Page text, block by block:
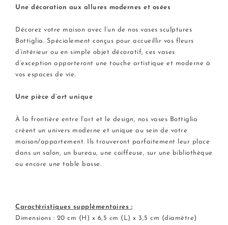
Une décoration aux allures modernes et osées
Décorez votre maison avec l’un de nos vases sculptures
Bottiglia. Spécialement conçus pour accueillir vos fleurs
d’intérieur ou en simple objet décoratif, ces vases
d’exception apporteront une touche artistique et moderne à
vos espaces de vie.
Une pièce d’art unique
À la frontière entre l’art et le design, nos vases Bottiglia
créent un univers moderne et unique au sein de votre
maison/appartement. Ils trouveront parfaitement leur place
dans un salon, un bureau, une coiffeuse, sur une bibliothèque
ou encore une table basse.
Caractéristiques supplémentaires :
Dimensions : 20 cm (H) x 6,5 cm (L) x 3,5 cm (diamètre)